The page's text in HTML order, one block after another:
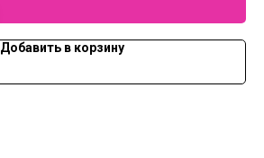
Добавить в корзину